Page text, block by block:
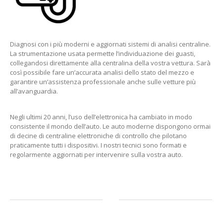
Diagnosi con i più moderni e aggiornati sistemi di analisi centraline.
La strumentazione usata permette l’individuazione dei guasti,
collegandosi direttamente alla centralina della vostra vettura. Sarà
così possibile fare un’accurata analisi dello stato del mezzo e
garantire un’assistenza professionale anche sulle vetture più
all’avanguardia.
Negli ultimi 20 anni, l’uso dell’elettronica ha cambiato in modo
consistente il mondo dell’auto. Le auto moderne dispongono ormai
di decine di centraline elettroniche di controllo che pilotano
praticamente tutti i dispositivi. I nostri tecnici sono formati e
regolarmente aggiornati per intervenire sulla vostra auto.